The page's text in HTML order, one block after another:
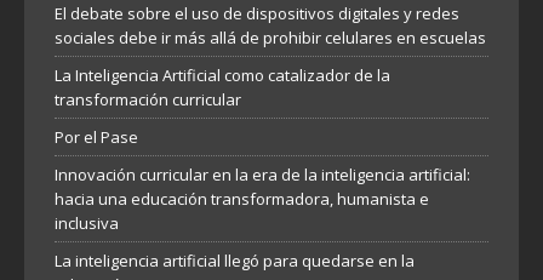
El debate sobre el uso de dispositivos digitales y redes
sociales debe ir más allá de prohibir celulares en escuelas
La Inteligencia Artificial como catalizador de la
transformación curricular
Por el Pase
Innovación curricular en la era de la inteligencia artificial:
hacia una educación transformadora, humanista e
inclusiva
La inteligencia artificial llegó para quedarse en la